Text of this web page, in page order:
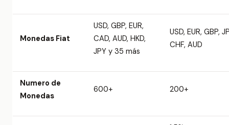
Monedas Fiat
USD, GBP, EUR,
CAD, AUD, HKD,
JPY y 35 más
USD, EUR, GBP,
CHF, AUD
Numero de
Monedas
600+ 200+